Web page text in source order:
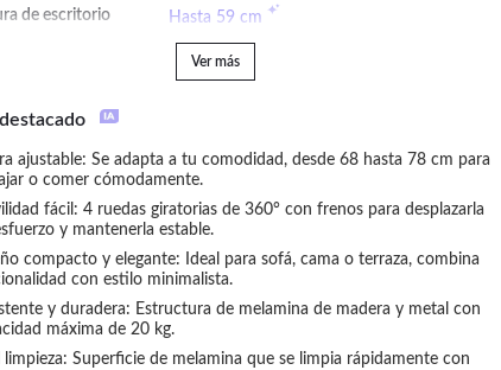
de escritorio Hasta 59 cm
Ver más
ajustable: Se adapta a tu comodidad, desde 68 hasta 78 cm para
o comer cómodamente.
fácil: 4 ruedas giratorias de 360° con frenos para desplazarla
y mantenerla estable.
compacto y elegante: Ideal para sofá, cama o terraza, combina
con estilo minimalista.
y duradera: Estructura de melamina de madera y metal con
máxima de 20 kg.
limpieza: Superficie de melamina que se limpia rápidamente con